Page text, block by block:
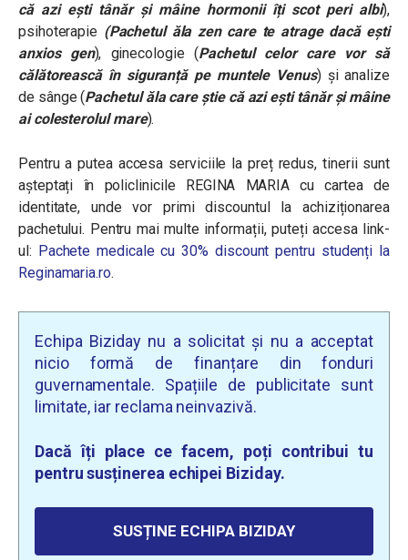
că azi ești tânăr și mâine hormonii îți scot peri albi),
psihoterapie (Pachetul ăla zen care te atrage dacă ești
anxios gen), ginecologie (Pachetul celor care vor să
călătorească în siguranță pe muntele Venus) și analize
de sânge (Pachetul ăla care știe că azi ești tânăr și mâine
ai colesterolul mare).
Pentru a putea accesa serviciile la preț redus, tinerii sunt
așteptați în policlinicile REGINA MARIA cu cartea de
identitate, unde vor primi discountul la achiziționarea
pachetului. Pentru mai multe informații, puteți accesa link-
ul: Pachete medicale cu 30% discount pentru studenți la
Reginamaria.ro.
Echipa Biziday nu a solicitat și nu a acceptat
nicio formă de finanțare din fonduri
guvernamentale. Spațiile de publicitate sunt
limitate, iar reclama neinvazivă.
Dacă îți place ce facem, poți contribui tu
pentru susținerea echipei Biziday.
SUSȚINE ECHIPA BIZIDAY